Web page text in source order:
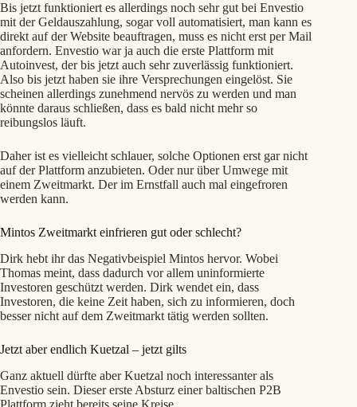
Bis jetzt funktioniert es allerdings noch sehr gut bei Envestio
mit der Geldauszahlung, sogar voll automatisiert, man kann es
direkt auf der Website beauftragen, muss es nicht erst per Mail
anfordern. Envestio war ja auch die erste Plattform mit
Autoinvest, der bis jetzt auch sehr zuverlässig funktioniert.
Also bis jetzt haben sie ihre Versprechungen eingelöst. Sie
scheinen allerdings zunehmend nervös zu werden und man
könnte daraus schließen, dass es bald nicht mehr so
reibungslos läuft.
Daher ist es vielleicht schlauer, solche Optionen erst gar nicht
auf der Plattform anzubieten. Oder nur über Umwege mit
einem Zweitmarkt. Der im Ernstfall auch mal eingefroren
werden kann.
Mintos Zweitmarkt einfrieren gut oder schlecht?
Dirk hebt ihr das Negativbeispiel Mintos hervor. Wobei
Thomas meint, dass dadurch vor allem uninformierte
Investoren geschützt werden. Dirk wendet ein, dass
Investoren, die keine Zeit haben, sich zu informieren, doch
besser nicht auf dem Zweitmarkt tätig werden sollten.
Jetzt aber endlich Kuetzal – jetzt gilts
Ganz aktuell dürfte aber Kuetzal noch interessanter als
Envestio sein. Dieser erste Absturz einer baltischen P2B
Plattform zieht bereits seine Kreise.